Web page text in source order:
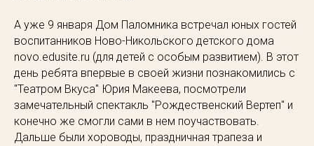
А уже 9 января Дом Паломника встречал юных гостей
воспитанников Ново-Никольского детского дома
novo.edusite.ru (для детей с особым развитием). В этот
день ребята впервые в своей жизни познакомились с
"Театром Вкуса" Юрия Макеева, посмотрели
замечательный спектакль "Рождественский Вертеп" и
конечно же смогли сами в нем поучаствовать.
Дальше были хороводы, праздничная трапеза и